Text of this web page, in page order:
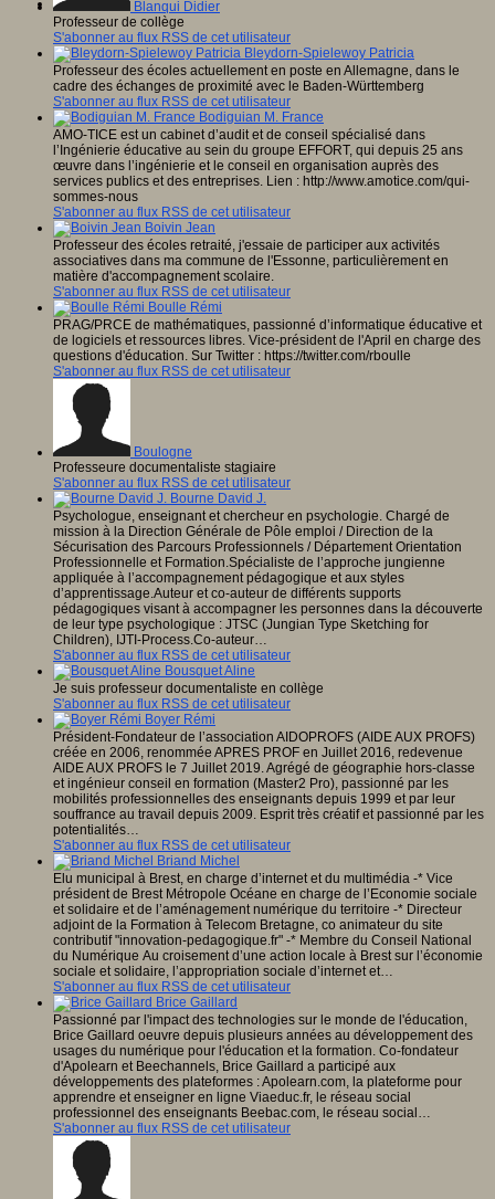
Les auteurs
Blanqui Didier
Professeur de collège
S'abonner au flux RSS de cet utilisateur
Bleydorn-Spielewoy Patricia
Professeur des écoles actuellement en poste en Allemagne, dans le
cadre des échanges de proximité avec le Baden-Württemberg
S'abonner au flux RSS de cet utilisateur
Bodiguian M. France
AMO-TICE est un cabinet d’audit et de conseil spécialisé dans
l’Ingénierie éducative au sein du groupe EFFORT, qui depuis 25 ans
œuvre dans l’ingénierie et le conseil en organisation auprès des
services publics et des entreprises. Lien : http://www.amotice.com/qui-
sommes-nous
S'abonner au flux RSS de cet utilisateur
Boivin Jean
Professeur des écoles retraité, j'essaie de participer aux activités
associatives dans ma commune de l'Essonne, particulièrement en
matière d'accompagnement scolaire.
S'abonner au flux RSS de cet utilisateur
Boulle Rémi
PRAG/PRCE de mathématiques, passionné d’informatique éducative et
de logiciels et ressources libres. Vice-président de l'April en charge des
questions d'éducation. Sur Twitter : https://twitter.com/rboulle
S'abonner au flux RSS de cet utilisateur
Boulogne
Professeure documentaliste stagiaire
S'abonner au flux RSS de cet utilisateur
Bourne David J.
Psychologue, enseignant et chercheur en psychologie. Chargé de
mission à la Direction Générale de Pôle emploi / Direction de la
Sécurisation des Parcours Professionnels / Département Orientation
Professionnelle et Formation.Spécialiste de l’approche jungienne
appliquée à l’accompagnement pédagogique et aux styles
d’apprentissage.Auteur et co-auteur de différents supports
pédagogiques visant à accompagner les personnes dans la découverte
de leur type psychologique : JTSC (Jungian Type Sketching for
Children), IJTI-Process.Co-auteur…
S'abonner au flux RSS de cet utilisateur
Bousquet Aline
Je suis professeur documentaliste en collège
S'abonner au flux RSS de cet utilisateur
Boyer Rémi
Président-Fondateur de l’association AIDOPROFS (AIDE AUX PROFS)
créée en 2006, renommée APRES PROF en Juillet 2016, redevenue
AIDE AUX PROFS le 7 Juillet 2019. Agrégé de géographie hors-classe
et ingénieur conseil en formation (Master2 Pro), passionné par les
mobilités professionnelles des enseignants depuis 1999 et par leur
souffrance au travail depuis 2009. Esprit très créatif et passionné par les
potentialités…
S'abonner au flux RSS de cet utilisateur
Briand Michel
Elu municipal à Brest, en charge d’internet et du multimédia -* Vice
président de Brest Métropole Océane en charge de l’Economie sociale
et solidaire et de l’aménagement numérique du territoire -* Directeur
adjoint de la Formation à Telecom Bretagne, co animateur du site
contributif "innovation-pedagogique.fr" -* Membre du Conseil National
du Numérique Au croisement d’une action locale à Brest sur l’économie
sociale et solidaire, l’appropriation sociale d’internet et…
S'abonner au flux RSS de cet utilisateur
Brice Gaillard
Passionné par l'impact des technologies sur le monde de l'éducation,
Brice Gaillard oeuvre depuis plusieurs années au développement des
usages du numérique pour l'éducation et la formation. Co-fondateur
d'Apolearn et Beechannels, Brice Gaillard a participé aux
développements des plateformes : Apolearn.com, la plateforme pour
apprendre et enseigner en ligne Viaeduc.fr, le réseau social
professionnel des enseignants Beebac.com, le réseau social…
S'abonner au flux RSS de cet utilisateur